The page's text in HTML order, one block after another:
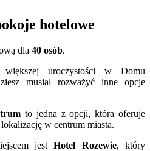
hotelowe
dla 40 osób.
większej uroczystości w Domu
musiał rozważyć inne opcje
to jedna z opcji, która oferuje
w centrum miasta.
jestHotel Rozewie, który